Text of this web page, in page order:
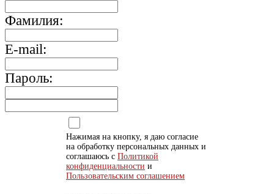
Фамилия:
E-mail:
Пароль:
Нажимая на кнопку, я даю согласие
на обработку персональных данных и
соглашаюсь с Политикой
конфиденциальности и
Пользовательским соглашением